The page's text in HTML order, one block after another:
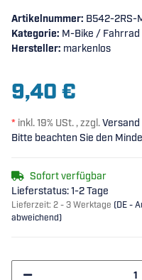
Artikelnummer: B542-2RS-
Kategorie: M-Bike / Fahrrad
Hersteller: markenlos
9,40 €
* inkl. 19% USt. , zzgl.Versand
Bitte beachten Sie den
Sofort verfügbar
Lieferstatus: 1-2 Tage
Lieferzeit: 2 - 3 Werktage (DE -
abweichend)